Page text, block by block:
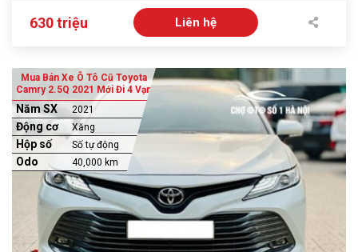
630 triệu Liên hệ
Mua Bán Xe Ô Tô Cũ Toyota
Camry 2.5Q 2021 Mới Đi 4 Vạn
Năm SX 2021
Động cơ Xăng
Hộp số Số tự động
Odo 40,000 km